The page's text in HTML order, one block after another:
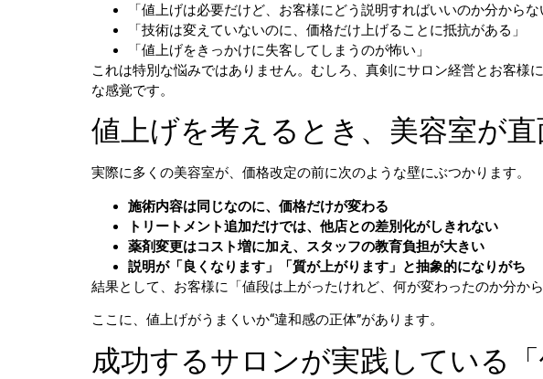
「値上げは必要だけど、お客様にどう説明すればいいのか分からな
「技術は変えていないのに、価格だけ上げることに抵抗がある」
「値上げをきっかけに失客してしまうのが怖い」
これは特別な悩みではありません。むしろ、真剣にサロン経営とお客様
な感覚です。
値上げを考えるとき、美容室が
実際に多くの美容室が、価格改定の前に次のような壁にぶつかります。
施術内容は同じなのに、価格だけが変わる
トリートメント追加だけでは、他店との差別化がしきれない
薬剤変更はコスト増に加え、スタッフの教育負担が大きい
説明が「良くなります」「質が上がります」と抽象的になりがち
結果として、お客様に「値段は上がったけれど、何が変わったのか分か
ここに、値上げがうまくいか“違和感の正体”があります。
成功するサロンが実践している「